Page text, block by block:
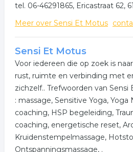
tel. 06-46291865, Ericastraat 62,
Meer over Sensi Et Motus
Sensi Et Motus
Voor iedereen die op zoek is
rust, ruimte en verbinding met
zichzelf.. Trefwoorden van Sensi
: massage, Sensitive Yoga, Yoga
coaching, HSP begeleiding,
coaching, energetische reset,
Kruidenstempelmassage,
Ontspanningsmassage, .